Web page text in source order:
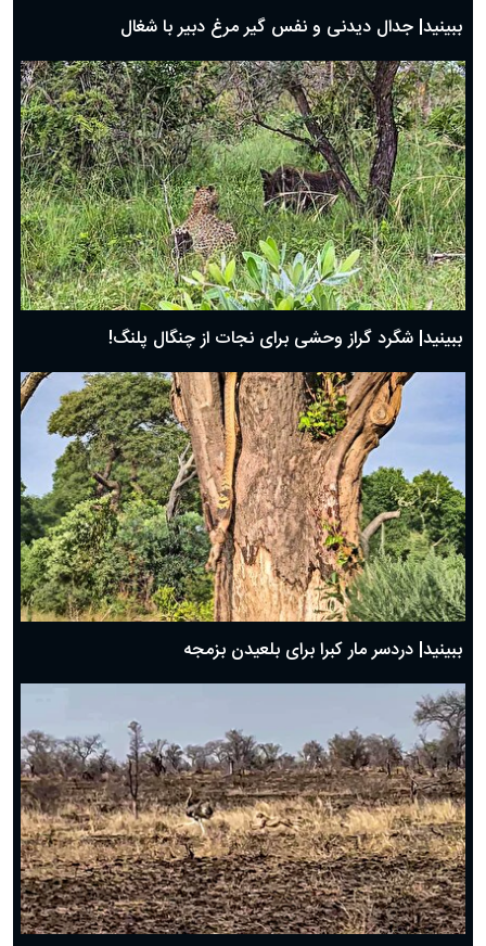
ببینید| جدال دیدنی و نفس گیر مرغ دبیر با شغال
ببینید| شگرد گراز وحشی برای نجات از چنگال پلنگ!
ببینید| دردسر مار کبرا برای بلعیدن بزمجه